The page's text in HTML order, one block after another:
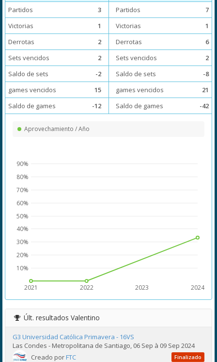
Partidos
3
Victorias
1
Derrotas
2
Sets vencidos
2
Saldo de sets
-2
games vencidos
15
Saldo de games
-12
Partidos
7
Victorias
1
Derrotas
6
Sets vencidos
2
Saldo de sets
-8
games vencidos
21
Saldo de games
-42
Aprovechamiento / Año
2021 2022 2023 2024
10%
20%
30%
40%
50%
60%
70%
80%
90%
Últ. resultados Valentino
G3 Universidad Católica Primavera - 16VS
Las Condes - Metropolitana de Santiago, 06 Sep à 09 Sep 2024
Creado porFTC Finalizado